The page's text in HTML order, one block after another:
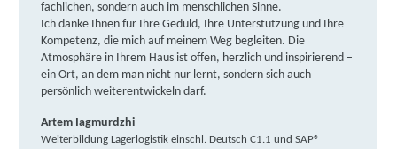
fachlichen, sondern auch im menschlichen Sinne.
Ich danke Ihnen für Ihre Geduld, Ihre Unterstützung und Ihre
Kompetenz, die mich auf meinem Weg begleiten. Die
Atmosphäre in Ihrem Haus ist offen, herzlich und inspirierend –
ein Ort, an dem man nicht nur lernt, sondern sich auch
persönlich weiterentwickeln darf.
Artem Iagmurdzhi
Weiterbildung Lagerlogistik einschl. Deutsch C1.1 und SAP®